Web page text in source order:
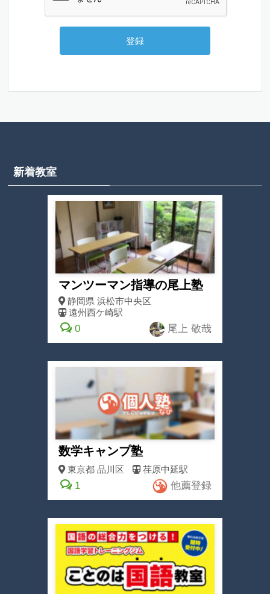
新着教室
マンツーマン指導の尾上塾
静岡県 浜松市中央区
遠州西ケ崎駅
0 尾上 敬哉
数学キャンプ塾
東京都 品川区 荏原中延駅
1 他薦登録